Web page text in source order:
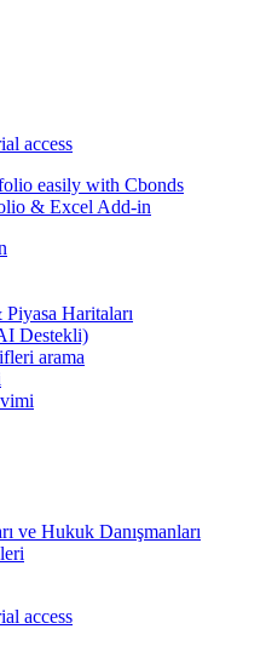
access
easily with Cbonds
& Excel Add-in
Haritaları
Destekli)
arama
ve Hukuk Danışmanları
access